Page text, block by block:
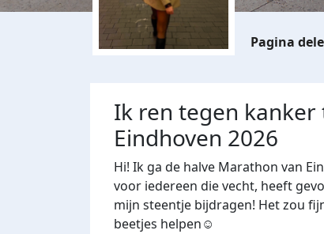
Ik ren tegen kanker
Eindhoven 2026
Hi! Ik ga de halve Marathon van
voor iedereen die vecht, heeft
mijn steentje bijdragen! Het zou
beetjes helpen☺️